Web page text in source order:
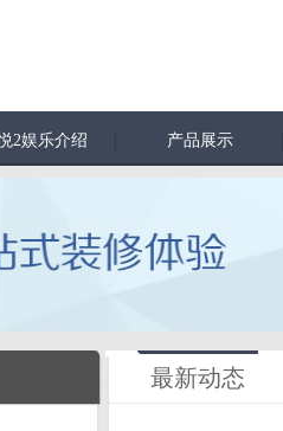
2娱乐介绍 产品展示
最新动态